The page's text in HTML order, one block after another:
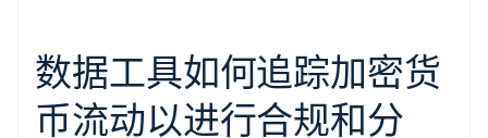
数据工具如何追踪加密货
币流动以进行合规和分